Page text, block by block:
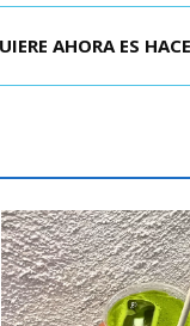
“LA ECONOMÍA SE